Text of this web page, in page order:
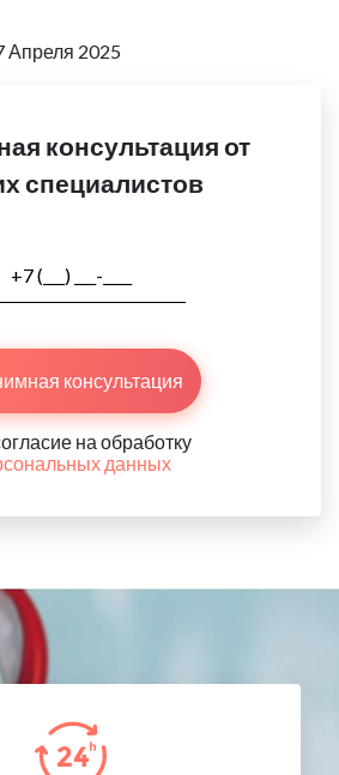
Апреля 2025
консультация от
специалистов
консультация
на обработку
данных